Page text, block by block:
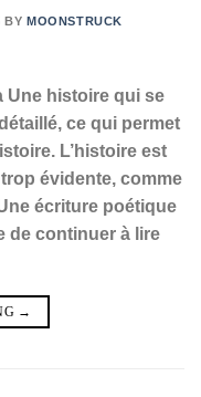
BYMOONSTRUCK
Une histoire qui se
ce qui permet
L’histoire est
évidente, comme
écriture poétique
de continuer à lire
→